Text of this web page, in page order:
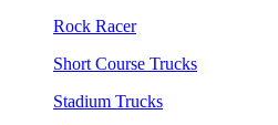
Rock Racer
Short Course Trucks
Stadium Trucks